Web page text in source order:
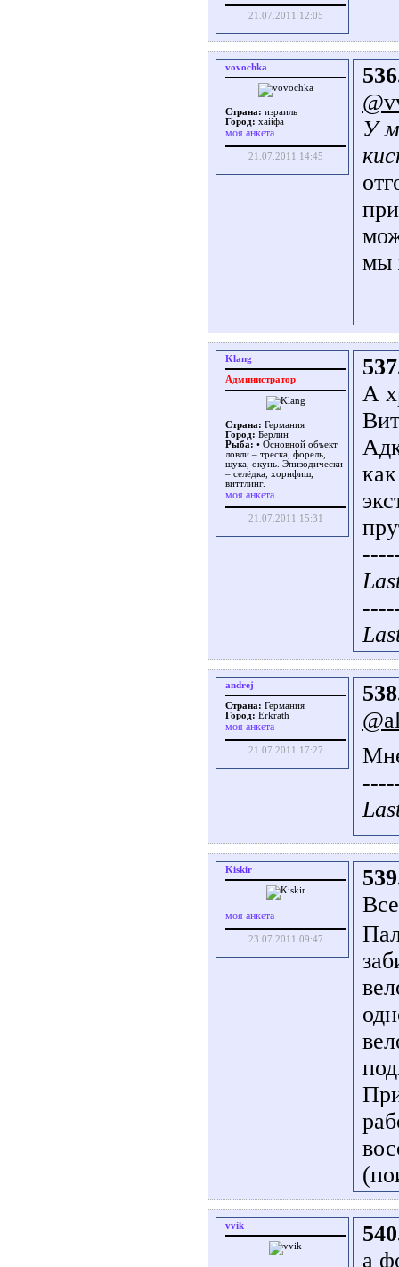
21.07.2011 12:05
vovochka
Страна: израиль
Город: хайфа
моя анкета
21.07.2011 14:45
У
мы
Klang
Администратор
Страна: Германия
Город: Берлин
Рыба: • Основной объект
ловли – треска, форель,
щука, окунь. Эпизодически
– селёдка, хорнфиш,
виттлинг.
моя анкета
21.07.2011 15:31
А
andrej
Страна: Германия
Город: Erkrath
моя анкета
21.07.2011 17:27
Kiskir
моя анкета
23.07.2011 09:47
vvik
а